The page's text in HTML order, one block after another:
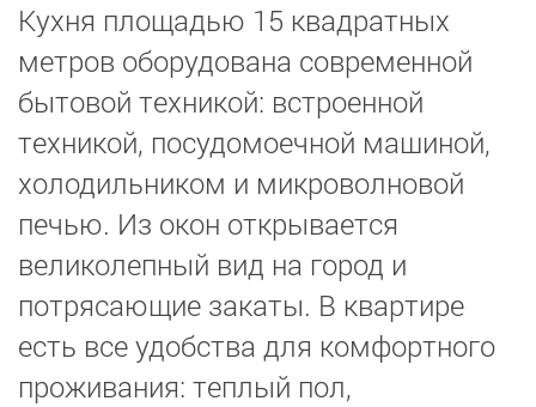
Кухня площадью 15 квадратных
метров оборудована современной
бытовой техникой: встроенной
техникой, посудомоечной машиной,
холодильником и микроволновой
печью. Из окон открывается
великолепный вид на город и
потрясающие закаты. В квартире
есть все удобства для комфортного
проживания: теплый пол,